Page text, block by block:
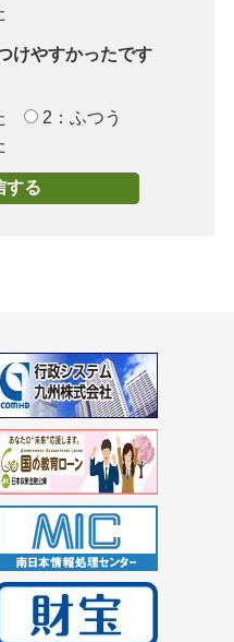
けやすかったです
2：ふつう